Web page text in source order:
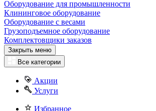
Оборудование для промышленности
Клининговое оборудование
Оборудование с весами
Грузоподъемное оборудование
Комплектовщики заказов
Закрыть меню
Все категории
Акции
Услуги
Избранное